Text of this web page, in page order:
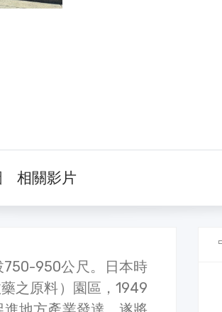
相關影片
750-950公尺。日本時
之原料）園區，1949